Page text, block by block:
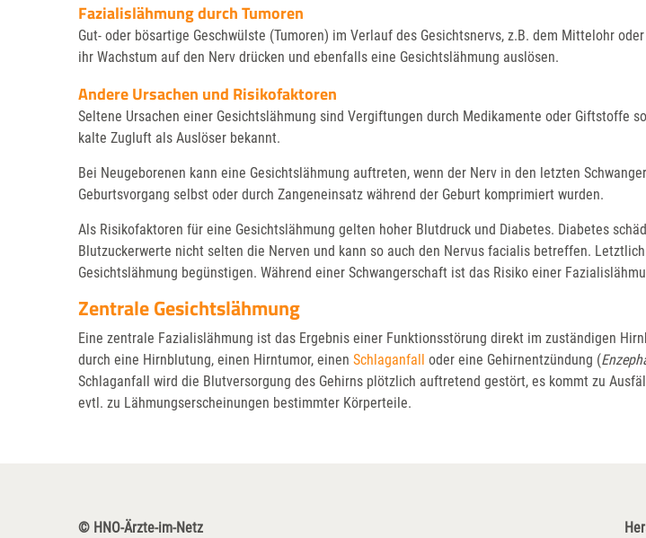
Fazialislähmung durch Tumoren
Gut- oder bösartige Geschwülste (Tumoren) im Verlauf des Gesichtsnervs, z.B. dem Mittelohr
ihr Wachstum auf den Nerv drücken und ebenfalls eine Gesichtslähmung auslösen.
Andere Ursachen und Risikofaktoren
Seltene Ursachen einer Gesichtslähmung sind Vergiftungen durch Medikamente oder Giftstoffe
kalte Zugluft als Auslöser bekannt.
Bei Neugeborenen kann eine Gesichtslähmung auftreten, wenn der Nerv in den letzten
Geburtsvorgang selbst oder durch Zangeneinsatz während der Geburt komprimiert wurden.
Als Risikofaktoren für eine Gesichtslähmung gelten hoher Blutdruck und Diabetes. Diabetes
Blutzuckerwerte nicht selten die Nerven und kann so auch den Nervus facialis betreffen.
Gesichtslähmung begünstigen. Während einer Schwangerschaft ist das Risiko einer
Zentrale Gesichtslähmung
Eine zentrale Fazialislähmung ist das Ergebnis einer Funktionsstörung direkt im zuständigen
durch eine Hirnblutung, einen Hirntumor, einen Schlaganfall oder eine Gehirnentzündung (
Schlaganfall wird die Blutversorgung des Gehirns plötzlich auftretend gestört, es kommt zu
evtl. zu Lähmungserscheinungen bestimmter Körperteile.
© HNO-Ärzte-im-Netz